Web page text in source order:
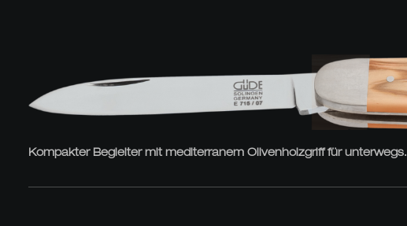
Kompakter Begleiter mit mediterranem Olivenholzgriff für unterwegs.